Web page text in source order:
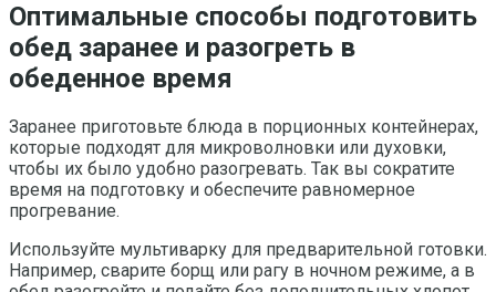
Оптимальные способы подготовить
обед заранее и разогреть в
обеденное время
Заранее приготовьте блюда в порционных контейнерах,
которые подходят для микроволновки или духовки,
чтобы их было удобно разогревать. Так вы сократите
время на подготовку и обеспечите равномерное
прогревание.
Используйте мультиварку для предварительной готовки.
Например, сварите борщ или рагу в ночном режиме, а в